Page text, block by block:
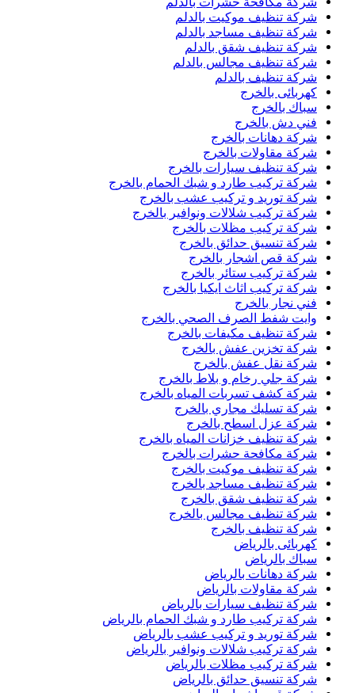
شركة تنظيف موكيت بالدلم
شركة تنظيف مساجد بالدلم
شركة تنظيف شقق بالدلم
شركة تنظيف مجالس بالدلم
شركة تنظيف بالدلم
كهربائى بالخرج
سباك بالخرج
فني دش بالخرج
شركة دهانات بالخرج
شركة مقاولات بالخرج
شركة تنظيف سيارات بالخرج
شركة تركيب طارد و شبك الحمام بالخرج
شركة توريد و تركيب عشب بالخرج
شركة تركيب شلالات ونوافير بالخرج
شركة تركيب مظلات بالخرج
شركة تنسيق حدائق بالخرج
شركة قص اشجار بالخرج
شركة تركيب ستائر بالخرج
شركة تركيب اثاث ايكيا بالخرج
فني نجار بالخرج
وايت شفط الصرف الصحي بالخرج
شركة تنظيف مكيفات بالخرج
شركة تخزين عفش بالخرج
شركة نقل عفش بالخرج
شركة جلي رخام و بلاط بالخرج
شركة كشف تسربات المياه بالخرج
شركة تسليك مجاري بالخرج
شركة عزل اسطح بالخرج
شركة تنظيف خزانات المياه بالخرج
شركة مكافحة حشرات بالخرج
شركة تنظيف موكيت بالخرج
شركة تنظيف مساجد بالخرج
شركة تنظيف شقق بالخرج
شركة تنظيف مجالس بالخرج
شركة تنظيف بالخرج
كهربائى بالرياض
سباك بالرياض
شركة دهانات بالرياض
شركة مقاولات بالرياض
شركة تنظيف سيارات بالرياض
شركة تركيب طارد و شبك الحمام بالرياض
شركة توريد و تركيب عشب بالرياض
شركة تركيب شلالات ونوافير بالرياض
شركة تركيب مظلات بالرياض
شركة تنسيق حدائق بالرياض